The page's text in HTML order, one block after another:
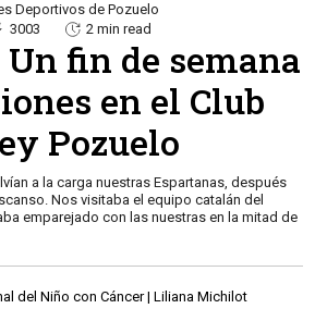
Deportivos de Pozuelo
3003 2 min read
fin de semana
en el Club
Pozuelo
a la carga nuestras Espartanas, después
Nos visitaba el equipo catalán del
emparejado con las nuestras en la mitad de